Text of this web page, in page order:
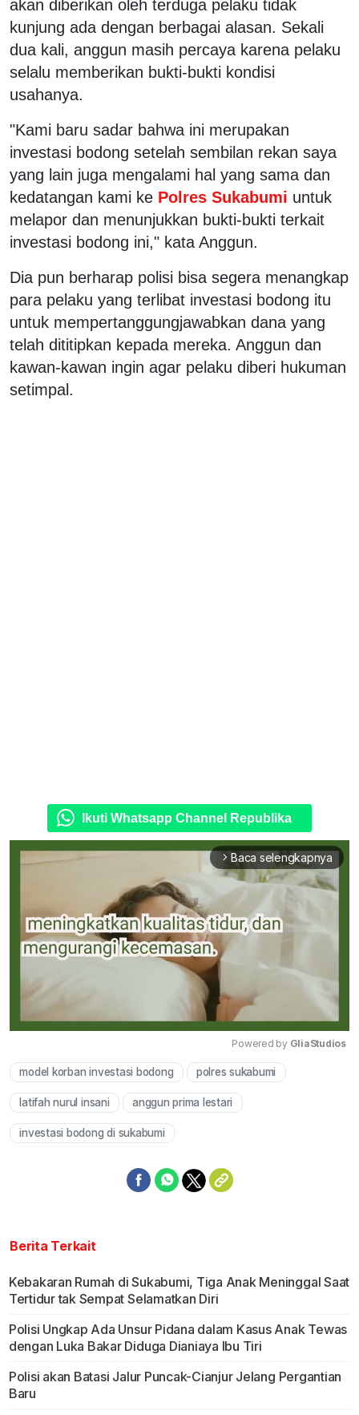
akan diberikan oleh terduga pelaku tidak
kunjung ada dengan berbagai alasan. Sekali
dua kali, anggun masih percaya karena pelaku
selalu memberikan bukti-bukti kondisi
usahanya.
"Kami baru sadar bahwa ini merupakan
investasi bodong setelah sembilan rekan saya
yang lain juga mengalami hal yang sama dan
kedatangan kami ke Polres Sukabumi untuk
melapor dan menunjukkan bukti-bukti terkait
investasi bodong ini," kata Anggun.
Dia pun berharap polisi bisa segera menangkap
para pelaku yang terlibat investasi bodong itu
untuk mempertanggungjawabkan dana yang
telah dititipkan kepada mereka. Anggun dan
kawan-kawan ingin agar pelaku diberi hukuman
setimpal.
Ikuti Whatsapp Channel Republika
arrow_forward_ios Baca selengkapnya
Powered by GliaStudios
model korban investasi bodong polres sukabumi
latifah nurul insani anggun prima lestari
investasi bodong di sukabumi
Berita Terkait
Kebakaran Rumah di Sukabumi, Tiga Anak Meninggal Saat
Tertidur tak Sempat Selamatkan Diri
Polisi Ungkap Ada Unsur Pidana dalam Kasus Anak Tewas
dengan Luka Bakar Diduga Dianiaya Ibu Tiri
Polisi akan Batasi Jalur Puncak-Cianjur Jelang Pergantian
Baru